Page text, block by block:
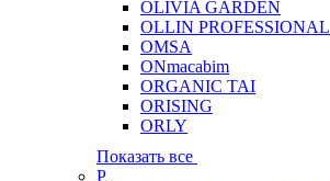
OLIVIA GARDEN
OLLIN PROFESSIONAL
OMSA
ONmacabim
ORGANIC TAI
ORISING
ORLY
Показать все
P